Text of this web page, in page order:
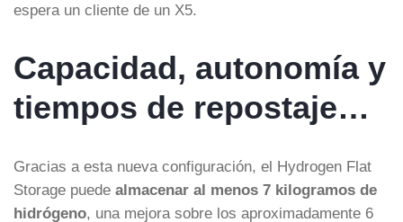
espera un cliente de un X5.
Capacidad, autonomía y
tiempos de repostaje…
Gracias a esta nueva configuración, el Hydrogen Flat
Storage puede almacenar al menos 7 kilogramos de
hidrógeno, una mejora sobre los aproximadamente 6